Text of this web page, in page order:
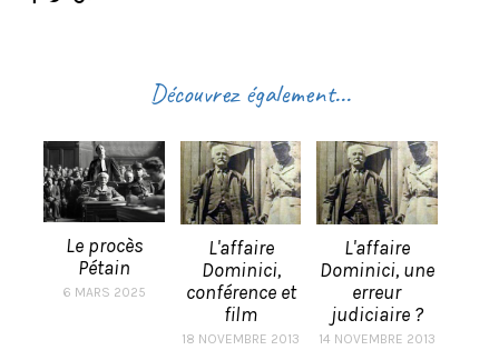
Découvrez également...
Le procès
Pétain
6 MARS 2025
L'affaire
Dominici,
conférence et
film
18 NOVEMBRE 2013
L'affaire
Dominici, une
erreur
judiciaire ?
14 NOVEMBRE 2013